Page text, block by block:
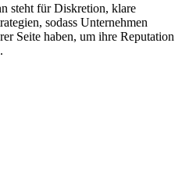
steht für Diskretion, klare
sodass Unternehmen
Seite haben, um ihre Reputation